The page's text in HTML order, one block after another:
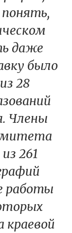
даже
было
28
Члены
261
работы